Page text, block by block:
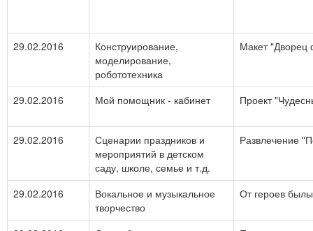
29.02.2016
Конструирование,
моделирование,
робототехника
Макет "Дворец
29.02.2016 Мой помощник - кабинет Проект
29.02.2016
Сценарии праздников и
мероприятий в детском
саду, школе, семье и т.д.
Развлечение
29.02.2016
Вокальное и музыкальное
творчество
От героев